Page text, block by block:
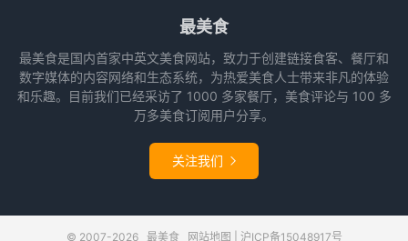
最美食
最美食是国内首家中英文美食网站，致力于创建链接食客、餐厅和
数字媒体的内容网络和生态系统，为热爱美食人士带来非凡的体验
和乐趣。目前我们已经采访了 1000 多家餐厅，美食评论与 100 多
万多美食订阅用户分享。
关注我们 
© 2007-2026 最美食 网站地图 沪ICP备15048917号